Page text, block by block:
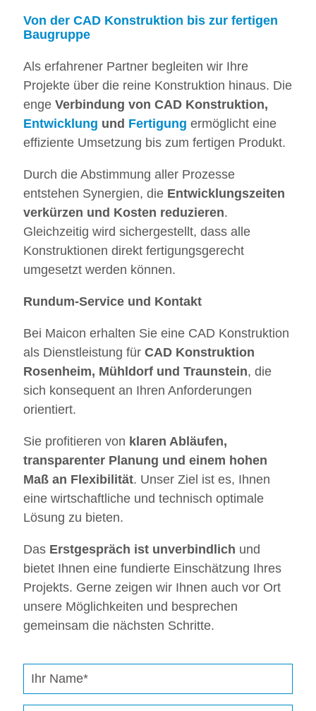
Von der CAD Konstruktion bis zur fertigen
Baugruppe
Als erfahrener Partner begleiten wir Ihre
Projekte über die reine Konstruktion hinaus. Die
enge Verbindung von CAD Konstruktion,
Entwicklung und Fertigung ermöglicht eine
effiziente Umsetzung bis zum fertigen Produkt.
Durch die Abstimmung aller Prozesse
entstehen Synergien, die Entwicklungszeiten
verkürzen und Kosten reduzieren.
Gleichzeitig wird sichergestellt, dass alle
Konstruktionen direkt fertigungsgerecht
umgesetzt werden können.
Rundum-Service und Kontakt
Bei Maicon erhalten Sie eine CAD Konstruktion
als Dienstleistung für CAD Konstruktion
Rosenheim, Mühldorf und Traunstein, die
sich konsequent an Ihren Anforderungen
orientiert.
Sie profitieren von klaren Abläufen,
transparenter Planung und einem hohen
Maß an Flexibilität. Unser Ziel ist es, Ihnen
eine wirtschaftliche und technisch optimale
Lösung zu bieten.
Das Erstgespräch ist unverbindlich und
bietet Ihnen eine fundierte Einschätzung Ihres
Projekts. Gerne zeigen wir Ihnen auch vor Ort
unsere Möglichkeiten und besprechen
gemeinsam die nächsten Schritte.